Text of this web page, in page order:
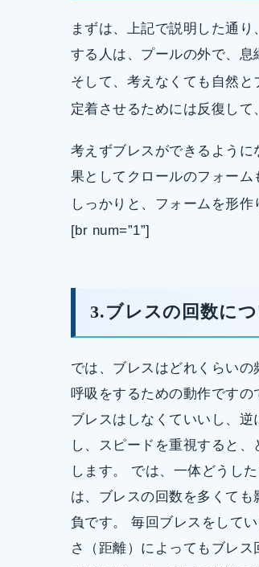
まずは、上記で説明した通
する人は、プールの外で、息
そして、考えなくても自然と
定着させるためには反復して
考えずブレスができるよう
果としてクロールのフォーム
しっかりと、フォームを形作
[br num=”1”]
3.ブレスの回数に
では、ブレスはどれくらい
呼吸をするための動作ですの
ブレスはしなくていいし、
し、スピードを重視すると
します。 では、一体どうし
は、ブレスの回数を多くて
負です。 毎回ブレスをして
さ（距離）によってもブレ